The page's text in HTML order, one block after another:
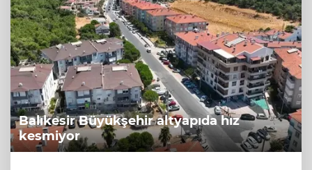
Balıkesir Büyükşehir altyapıda hız
kesmiyor